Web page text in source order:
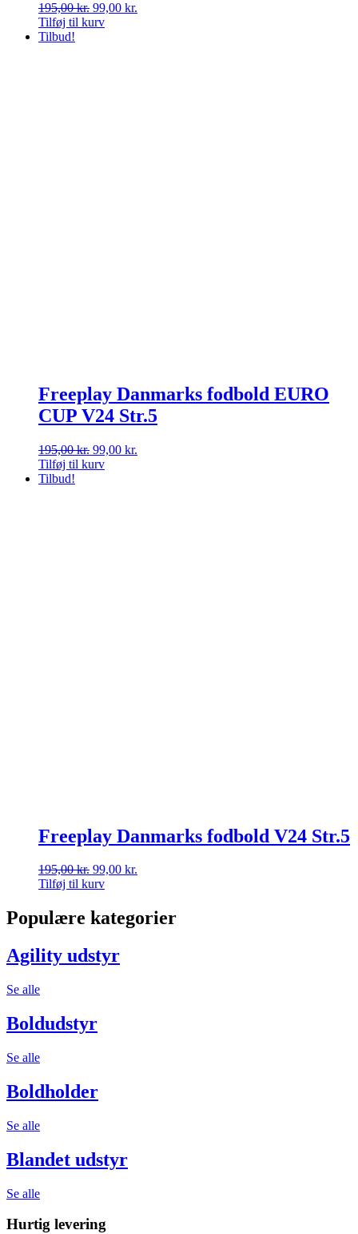
195,00kr. Den
oprindelige
99,00 kr.
Tilføj til kurv
Tilbud!
Freeplay Danmarks fodbold EURO
CUP V24 Str.5
195,00kr. Den
oprindelige
99,00 kr.
Tilføj til kurv
Tilbud!
Freeplay Danmarks fodbold V24 Str.5
195,00kr. Den
oprindelige
var:
195,00 kr..
99,00 kr.
er:
99,00 kr..
Tilføj til kurv
Populære kategorier
Agility udstyr
Se alle
Boldudstyr
Se alle
Boldholder
Se alle
Blandet udstyr
Se alle
Hurtig levering